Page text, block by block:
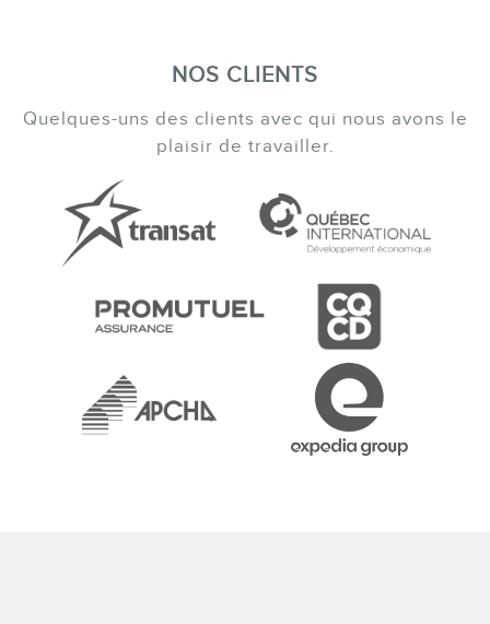
NOS CLIENTS
Quelques-uns des clients avec qui nous avons le
plaisir de travailler.